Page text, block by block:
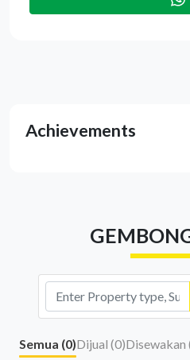
Achievements
Semua (0)Dijual (0)Disewakan